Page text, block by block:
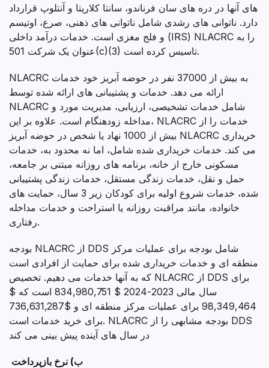
های آنها در دره های سان فرناندو، سانتا کلاریتا و آنتلوپ قرارداد
دارد. ناتوانی های رشدی شامل ناتوانی های ذهنی، صرع، اوتیسم
و فلج مغزی است. خدمات درآمد داخلی (IRS) NLACRC را به
عنوان یک شرکت 501(c)(3) تاسیس کرده است.
NLACRC به بیش از 37000 نفر در حوضه آبریز خود خدمات
ارائه می دهد. خدمات و پشتیبانی های ارائه شده توسط
NLACRC شامل خدمات تشخیصی، ارزیابی، مدیریت مورد و
مداخله زودهنگام است. علاوه بر این، NLACRC خدمات را از
بیش از 1000 نهاد یا شخص در حوضه آبریز NLACRC خریداری
می کند. خدمات خریداری شده شامل، اما نه محدود به، خدمات
مسکونی خارج از خانه، برنامه های روزانه مبتنی بر جامعه،
حمل و نقل، خدمات زندگی مستقل، خدمات زندگی پشتیبانی
شده، خدمات شروع اولیه برای کودکان زیر 3 سال، حمایت های
خانواده، مانند مراقبت روزانه یا استراحت و خدمات مداخله
رفتاری.
بودجه NLACRC از DDS شامل بودجه برای عملیات مرکز
منطقه ای و خدمات خریداری شده برای حمایت از افرادی است
که به آنها خدمات می دهیم. تخصیص NLACRC از DDS برای
سال مالی 2023-2024 $ 834,980,751 است که $
98,349,464 برای عملیات مرکز منطقه ای و $736,631,287
برای خرید خدمات است. NLACRC بودجه مشابهی را از DDS
در سال های آینده پیش بینی می کند
ب) نرخ بازپرداخت